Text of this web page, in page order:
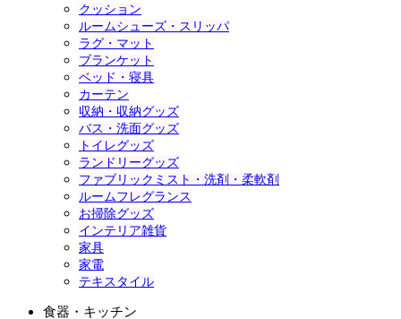
クッション
ルームシューズ・スリッパ
ラグ・マット
ブランケット
ベッド・寝具
カーテン
収納・収納グッズ
バス・洗面グッズ
トイレグッズ
ランドリーグッズ
ファブリックミスト・洗剤・柔軟剤
ルームフレグランス
お掃除グッズ
インテリア雑貨
家具
家電
テキスタイル
食器・キッチン